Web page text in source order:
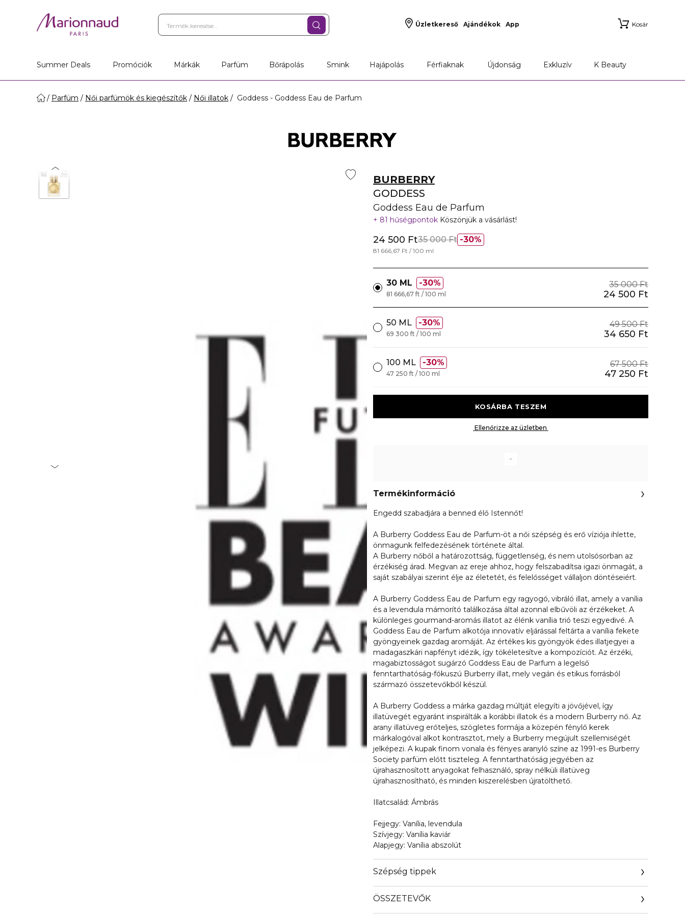
Üzletkereső Ajándékok App Kosár
Summer Deals Promóciók Márkák Parfüm Bőrápolás Smink Hajápolás Férfiaknak Újdonság Exkluzív K Beauty
Parfüm Női parfümök és kiegészítők Női illatok Goddess - Goddess Eau de Parfum
BURBERRY
GODDESS
Goddess Eau de Parfum
81 hűségpontok Köszönjük a vásárlást!
30%
24 500 Ft35 000 Ft
81 666,67 Ft / 100 ml
30 ML 30% 35 000 Ft
24 500 Ft
81 666,67 ft / 100 ml
50 ML 30% 49 500 Ft
34 650 Ft
69 300 ft / 100 ml
100 ML 30% 67 500 Ft
47 250 Ft
47 250 ft / 100 ml
Termékinformáció
Engedd szabadjára a benned élő Istennőt!
A Burberry Goddess Eau de Parfum-öt a női szépség és erő víziója ihlette,
önmagunk felfedezésének története által.
A Burberry nőből a határozottság, függetlenség, és nem utolsósorban az
érzékiség árad. Megvan az ereje ahhoz, hogy felszabadítsa igazi önmagát, a
saját szabályai szerint élje az életetét, és felelősséget vállaljon döntéseiért.
A Burberry Goddess Eau de Parfum egy ragyogó, vibráló illat, amely a vanília
és a levendula mámorító találkozása által azonnal elbűvöli az érzékeket. A
különleges gourmand-aromás illatot az élénk vanília trió teszi egyedivé. A
Goddess Eau de Parfum alkotója innovatív eljárással feltárta a vanília fekete
gyöngyeinek gazdag aromáját. Az értékes kis gyöngyök édes illatjegyei a
madagaszkári napfényt idézik, így tökéletesítve a kompozíciót. Az érzéki,
magabiztosságot sugárzó Goddess Eau de Parfum a legelső
fenntarthatóság-fókuszú Burberry illat, mely vegán és etikus forrásból
származó összetevőkből készül.
A Burberry Goddess a márka gazdag múltját elegyíti a jövőjével, így
illatüvegét egyaránt inspirálták a korábbi illatok és a modern Burberry nő. Az
arany illatüveg erőteljes, szögletes formája a közepén fénylő kerek
márkalogóval alkot kontrasztot, mely a Burberry megújult szellemiségét
jelképezi. A kupak finom vonala és fényes aranyló színe az 1991-es Burberry
Society parfüm előtt tiszteleg. A fenntarthatóság jegyében az
újrahasznosított anyagokat felhasználó, spray nélküli illatüveg
újrahasznosítható, és minden kiszerelésben újratölthető.
Illatcsalád: Ámbrás
Fejjegy: Vanília, levendula
Szívjegy: Vanília kaviár
Alapjegy: Vanília abszolút
Szépség tippek
ÖSSZETEVŐK